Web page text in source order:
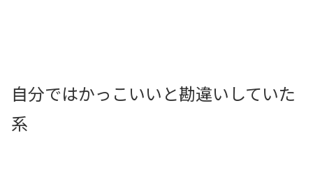
自分ではかっこいいと勘違いしていた
系